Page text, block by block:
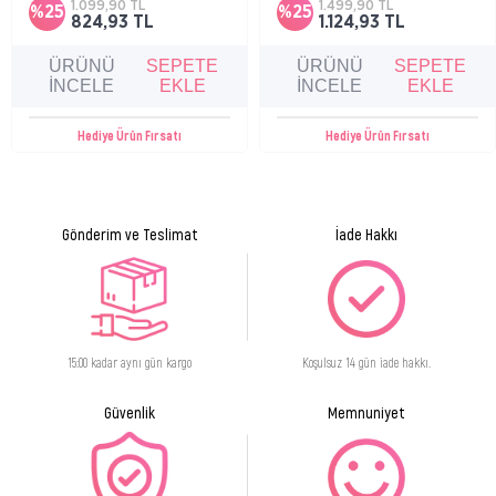
bölgenize uygulamayı unutmayın.Gece boyunca cildin kendini ||| süreçleri ile
sinerji içinde etki etmesi için akşamları kullanın.Tüm cilt tiplerine uygundur.
Harici kullanım içindir.
%25
824,93 TL
1.099,90 TL
Hediye Ürün Fırsatı
ÜRÜNÜ
İNCELE
SEPETE
EKLE
yumuşaklık hissi sağlar, sabun ve alkol
içermeyen formülüyle günlük kullanıma
%25
1.124,93 TL
1.499,90 TL
Hediye Ürün Fırsatı
ÜRÜNÜ
İNCELE
SEPETE
EKLE
Gönderim ve Teslimat
15:00 kadar aynı gün kargo
İade Hakkı
Koşulsuz 14 gün iade hakkı.
Güvenlik Memnuniyet